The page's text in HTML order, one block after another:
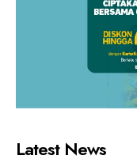
Latest News